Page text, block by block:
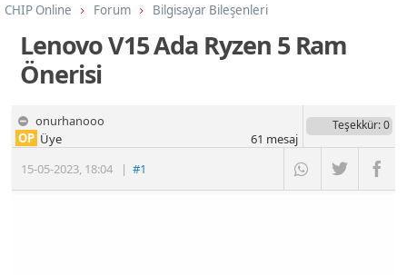
CHIP Online Forum
Bilgisayar Bileşenleri
İşlemci, Anakart, Bellek
Lenovo V15 Ada Ryzen 5 Ram
Önerisi
onurhanooo
15-05-2023, 18:04 |#1
OP Üye
Teşekkür: 0
61 mesaj